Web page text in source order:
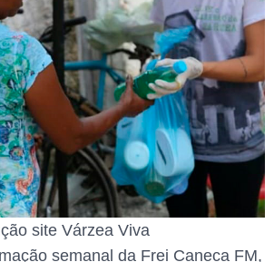
site Várzea Viva
semanal da Frei Caneca FM,